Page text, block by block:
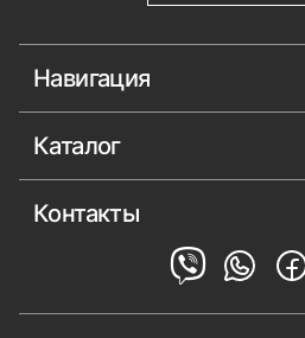
Навигация
Каталог
Контакты